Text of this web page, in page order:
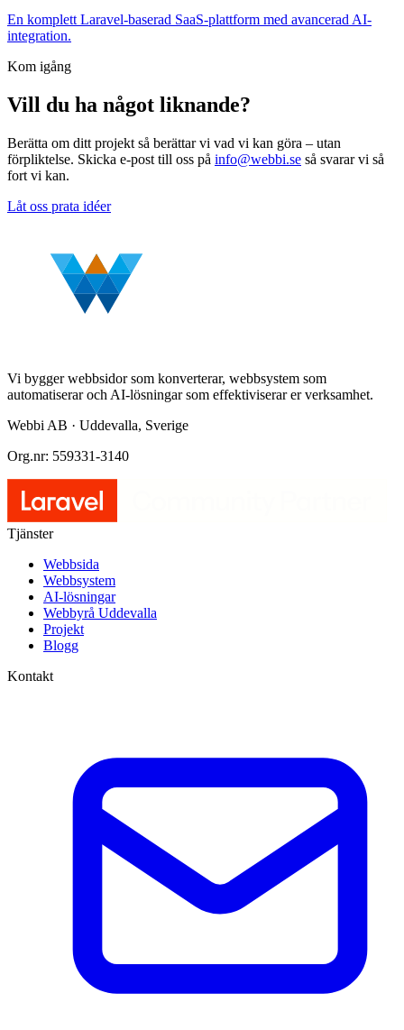
En komplett Laravel-baserad SaaS-plattform med avancerad AI-
integration.
Kom igång
Vill du ha något liknande?
Berätta om ditt projekt så berättar vi vad vi kan göra – utan
förpliktelse. Skicka e-post till oss på info@webbi.se så svarar vi så
fort vi kan.
Låt oss prata idéer
Vi bygger webbsidor som konverterar, webbsystem som
automatiserar och AI-lösningar som effektiviserar er verksamhet.
Webbi AB · Uddevalla, Sverige
Org.nr: 559331-3140
Tjänster
Webbsida
Webbsystem
AI-lösningar
Webbyrå Uddevalla
Projekt
Blogg
Kontakt